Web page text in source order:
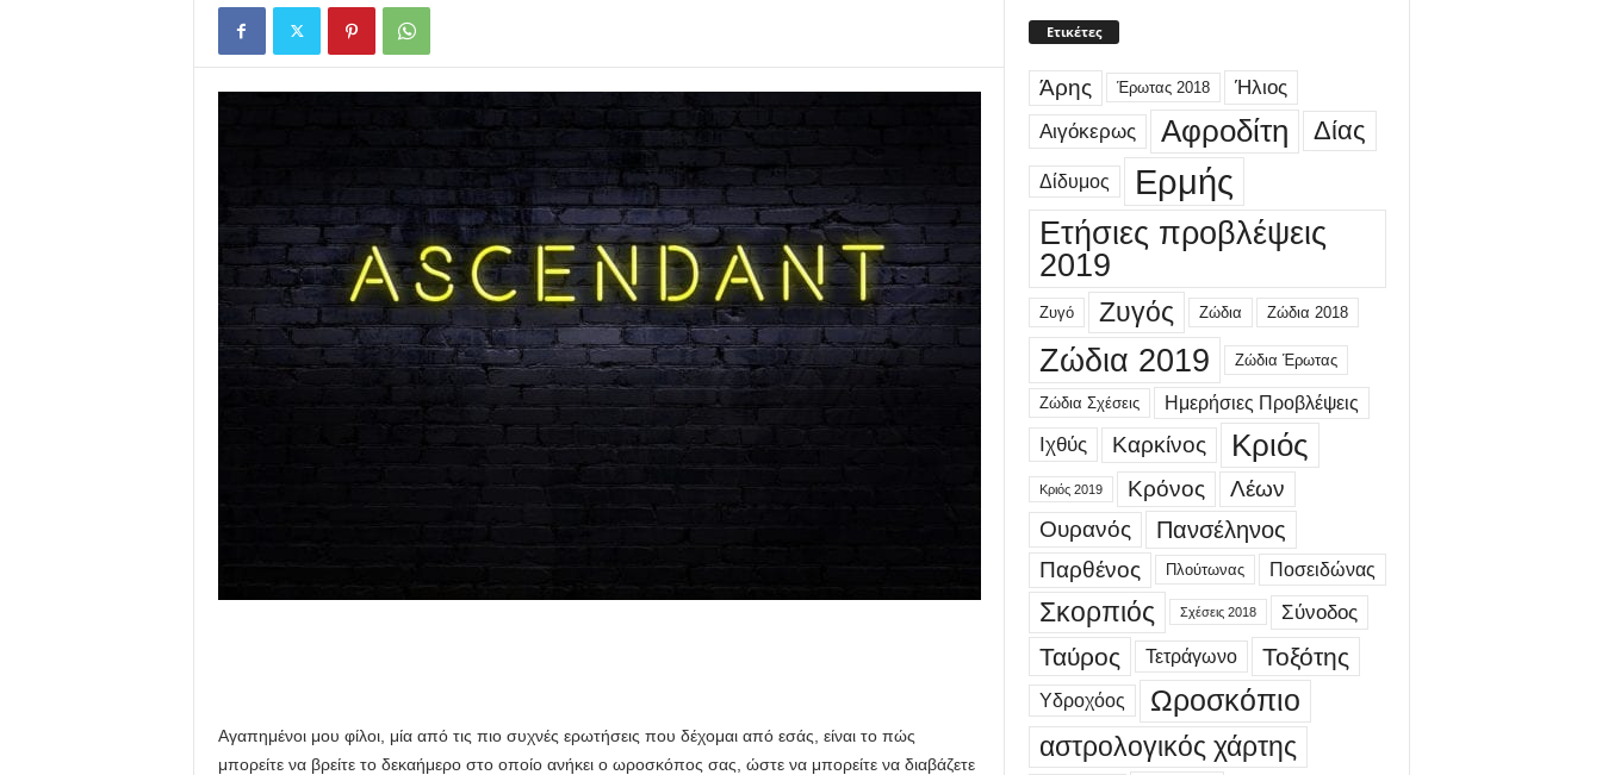
Αγαπημένοι μου φίλοι, μία από τις πιο συχνές ερωτήσεις που δέχομαι από εσάς, είναι το πώς
μπορείτε να βρείτε το δεκαήμερο στο οποίο ανήκει ο ωροσκόπος σας, ώστε να μπορείτε να διαβάζετε
Ετικέτες
Άρης Έρωτας 2018
Ήλιος
Αιγόκερως
Αφροδίτη Δίας
Δίδυμος Ερμής
Ετήσιες προβλέψεις
2019
Ζυγό Ζυγός Ζώδια Ζώδια 2018
Ζώδια 2019 Ζώδια Έρωτας
Ζώδια Σχέσεις Ημερήσιες Προβλέψεις
Ιχθύς Καρκίνος Κριός
Κριός 2019 Κρόνος
Λέων
Ουρανός
Πανσέληνος
Παρθένος Πλούτωνας Ποσειδώνας
Σκορπιός Σχέσεις 2018 Σύνοδος
Ταύρος Τετράγωνο Τοξότης
Υδροχόος Ωροσκόπιο
αστρολογικός χάρτης